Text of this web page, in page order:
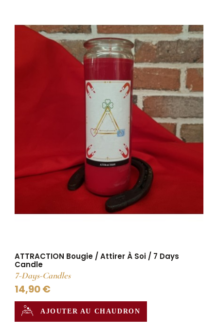
ATTRACTION Bougie / Attirer À Soi / 7 Days
Candle
7-Days-Candles
14,90 €
AJOUTER AU CHAUDRON